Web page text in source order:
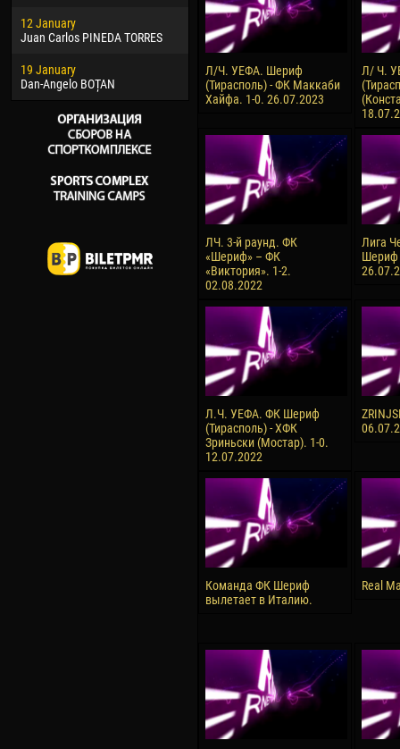
12 January
Juan Carlos PINEDA TORRES
19 January
Dan-Angelo BOȚAN
26 March
Vitor Hugo Morais de OLIVEIRA
28 March
Raí LOPES DE OLIVEIRA
15
17
Jair
Л/Ч. УЕФА. Шериф
(Тирасполь) - ФК Маккаби
Хайфа. 1-0. 26.07.2023
Л/ Ч.
ЛЧ. 3-й раунд. ФК
«Шериф» – ФК
«Виктория». 1-2.
02.08.2022
Лига
Шериф
Л.Ч. УЕФА. ФК Шериф
(Тирасполь) - ХФК
Зриньски (Мостар). 1-0.
12.07.2022
Команда ФК Шериф
вылетает в Италию.
Real